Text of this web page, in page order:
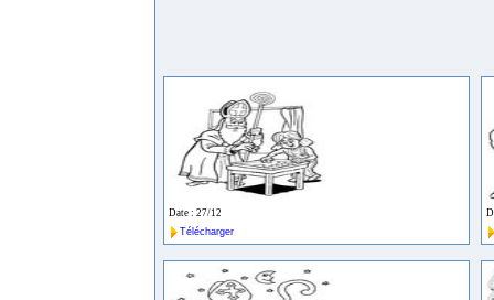
Date : 27/12
Télécharger